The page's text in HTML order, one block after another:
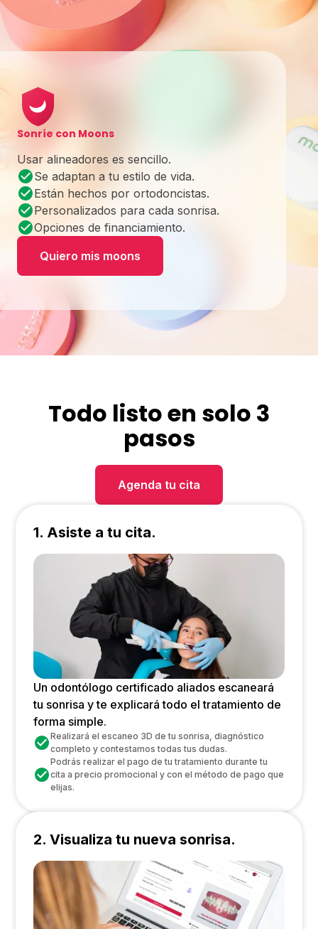
Sonríe con Moons
Usar alineadores es sencillo.
Se adaptan a tu estilo de vida.
Están hechos por ortodoncistas.
Personalizados para cada sonrisa.
Opciones de financiamiento.
Quiero mis moons
Todo listo en solo 3
pasos
Agenda tu cita
1. Asiste a tu cita.
Un odontólogo certificado aliados escaneará
tu sonrisa y te explicará todo el tratamiento de
forma simple.
Realizará el escaneo 3D de tu sonrisa, diagnóstico
completo y contestamos todas tus dudas.
Podrás realizar el pago de tu tratamiento durante tu
cita a precio promocional y con el método de pago que
elijas.
2. Visualiza tu nueva sonrisa.